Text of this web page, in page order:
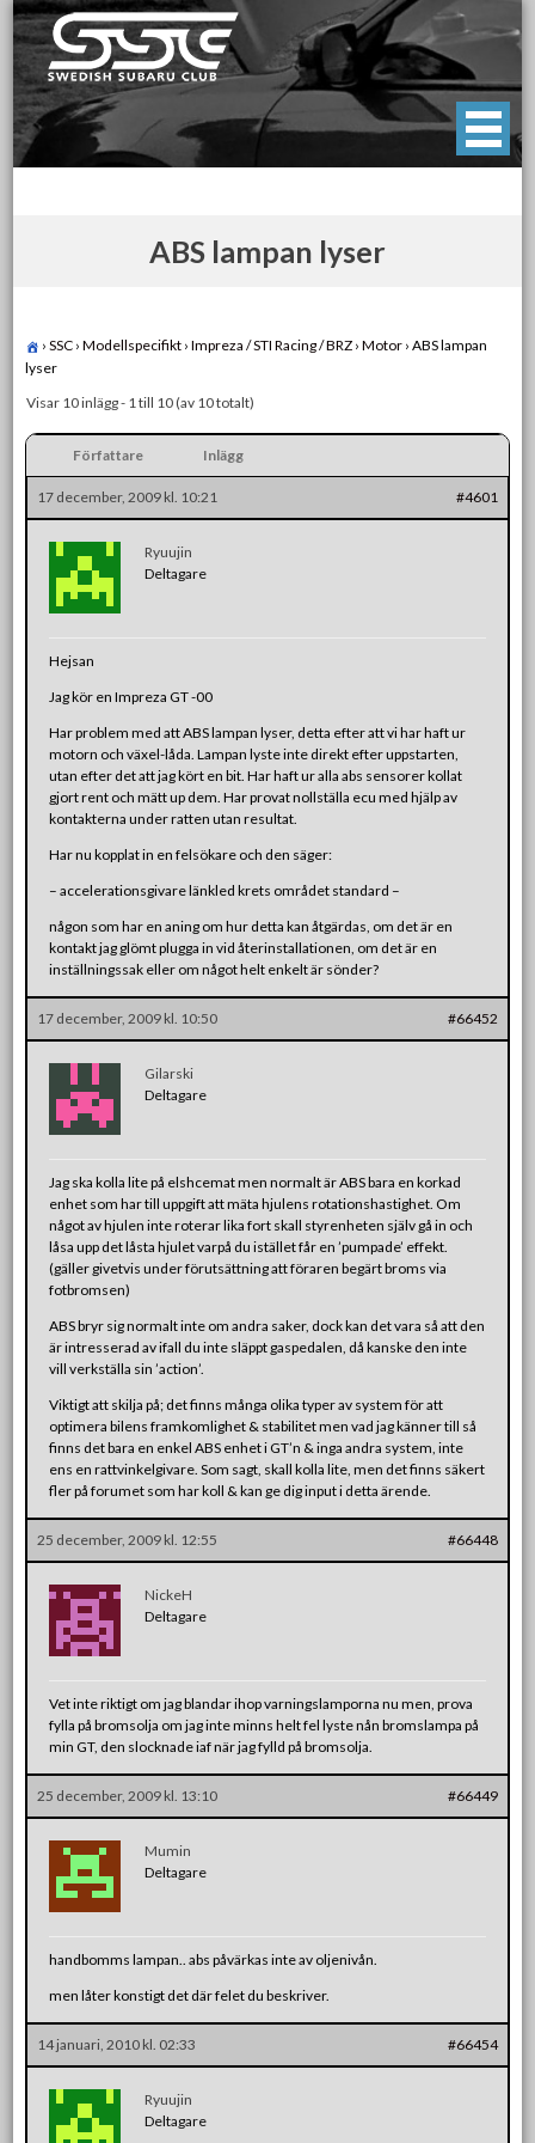
Skip
to
content
Swedish Subaru Club
För oss som älskar Subaru!
ABS lampan lyser
› SSC › Modellspecifikt › Impreza / STI Racing / BRZ › Motor › ABS lampan
lyser
Visar 10 inlägg - 1 till 10 (av 10 totalt)
Författare Inlägg
17 december, 2009 kl. 10:21 #4601
Ryuujin
Deltagare
Hejsan
Jag kör en Impreza GT -00
Har problem med att ABS lampan lyser, detta efter att vi har haft ur
motorn och växel-låda. Lampan lyste inte direkt efter uppstarten,
utan efter det att jag kört en bit. Har haft ur alla abs sensorer kollat
gjort rent och mätt up dem. Har provat nollställa ecu med hjälp av
kontakterna under ratten utan resultat.
Har nu kopplat in en felsökare och den säger:
– accelerationsgivare länkled krets området standard –
någon som har en aning om hur detta kan åtgärdas, om det är en
kontakt jag glömt plugga in vid återinstallationen, om det är en
inställningssak eller om något helt enkelt är sönder?
17 december, 2009 kl. 10:50 #66452
Gilarski
Deltagare
Jag ska kolla lite på elshcemat men normalt är ABS bara en korkad
enhet som har till uppgift att mäta hjulens rotationshastighet. Om
något av hjulen inte roterar lika fort skall styrenheten själv gå in och
låsa upp det låsta hjulet varpå du istället får en ’pumpade’ effekt.
(gäller givetvis under förutsättning att föraren begärt broms via
fotbromsen)
ABS bryr sig normalt inte om andra saker, dock kan det vara så att den
är intresserad av ifall du inte släppt gaspedalen, då kanske den inte
vill verkställa sin ’action’.
Viktigt att skilja på; det finns många olika typer av system för att
optimera bilens framkomlighet & stabilitet men vad jag känner till så
finns det bara en enkel ABS enhet i GT’n & inga andra system, inte
ens en rattvinkelgivare. Som sagt, skall kolla lite, men det finns säkert
fler på forumet som har koll & kan ge dig input i detta ärende.
25 december, 2009 kl. 12:55 #66448
NickeH
Deltagare
Vet inte riktigt om jag blandar ihop varningslamporna nu men, prova
fylla på bromsolja om jag inte minns helt fel lyste nån bromslampa på
min GT, den slocknade iaf när jag fylld på bromsolja.
25 december, 2009 kl. 13:10 #66449
Mumin
Deltagare
handbomms lampan.. abs påvärkas inte av oljenivån.
men låter konstigt det där felet du beskriver.
14 januari, 2010 kl. 02:33 #66454
Ryuujin
Deltagare